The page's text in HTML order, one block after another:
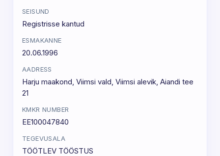
SEISUND
Registrisse kantud
ESMAKANNE
20.06.1996
AADRESS
Harju maakond, Viimsi vald, Viimsi alevik, Aiandi tee
21
KMKR NUMBER
EE100047840
TEGEVUSALA
TÖÖTLEV TÖÖSTUS